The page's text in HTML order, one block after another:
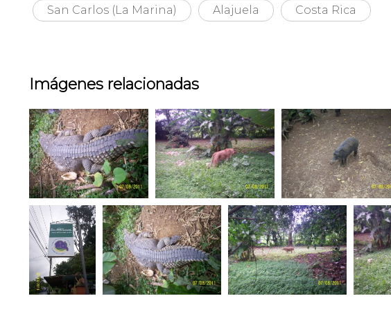
San Carlos (La Marina) Alajuela Costa Rica
Imágenes relacionadas